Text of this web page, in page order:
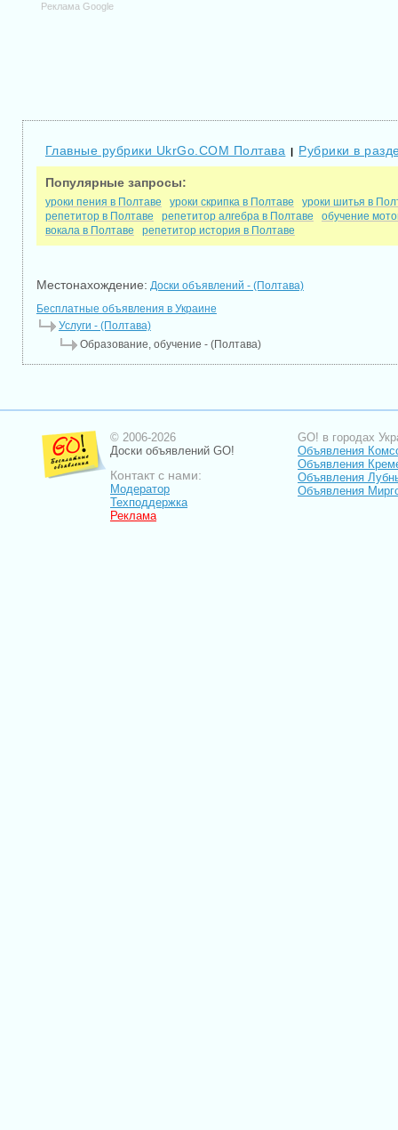
Реклама Google
Главные рубрики UkrGo.COM Полтава | Рубрики в
Популярные запросы:
уроки пения в Полтаве уроки скрипка в Полтаве
уроки шитья в
репетитор в Полтаве
репетитор алгебра в Полтаве
обучение
вокала в Полтаве
репетитор история в Полтаве
Местонахождение: Доски объявлений - (Полтава)
Бесплатные объявления в Украине
Услуги - (Полтава)
Образование, обучение - (Полтава)
© 2006-2026
Доски объявлений GO!
Контакт с нами:
Модератор
Техподдержка
Реклама
GO! в городах
Объявления
Объявления
Объявления
Объявления